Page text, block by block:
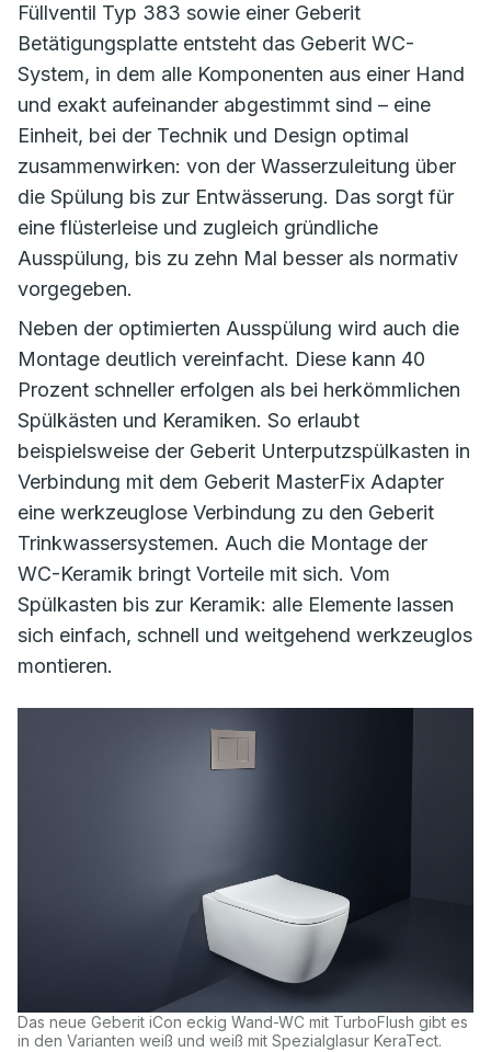
Füllventil Typ 383 sowie einer Geberit
Betätigungsplatte entsteht das Geberit WC-
System, in dem alle Komponenten aus einer Hand
und exakt aufeinander abgestimmt sind – eine
Einheit, bei der Technik und Design optimal
zusammenwirken: von der Wasserzuleitung über
die Spülung bis zur Entwässerung. Das sorgt für
eine flüsterleise und zugleich gründliche
Ausspülung, bis zu zehn Mal besser als normativ
vorgegeben.
Neben der optimierten Ausspülung wird auch die
Montage deutlich vereinfacht. Diese kann 40
Prozent schneller erfolgen als bei herkömmlichen
Spülkästen und Keramiken. So erlaubt
beispielsweise der Geberit Unterputzspülkasten in
Verbindung mit dem Geberit MasterFix Adapter
eine werkzeuglose Verbindung zu den Geberit
Trinkwassersystemen. Auch die Montage der
WC-Keramik bringt Vorteile mit sich. Vom
Spülkasten bis zur Keramik: alle Elemente lassen
sich einfach, schnell und weitgehend werkzeuglos
montieren.
Das neue Geberit iCon eckig Wand-WC mit TurboFlush gibt es
in den Varianten weiß und weiß mit Spezialglasur KeraTect.